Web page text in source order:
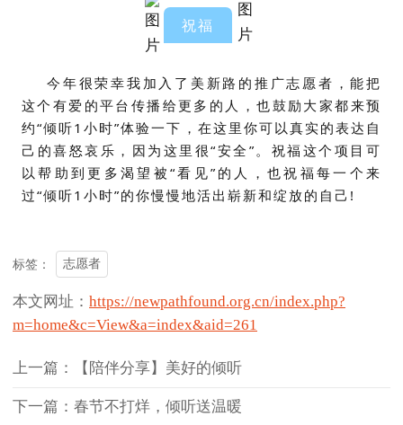
祝福
今年很荣幸我加入了美新路的推广志愿者，能把
这个有爱的平台传播给更多的人，也鼓励大家都来预
约“倾听1小时”体验一下，在这里你可以真实的表达自
己的喜怒哀乐，因为这里很“安全”。祝福这个项目可
以帮助到更多渴望被“看见”的人，也祝福每一个来
过“倾听1小时”的你慢慢地活出崭新和绽放的自己!
标签： 志愿者
本文网址： https://newpathfound.org.cn/index.php?
m=home&c=View&a=index&aid=261
上一篇：【陪伴分享】美好的倾听
下一篇：春节不打烊，倾听送温暖